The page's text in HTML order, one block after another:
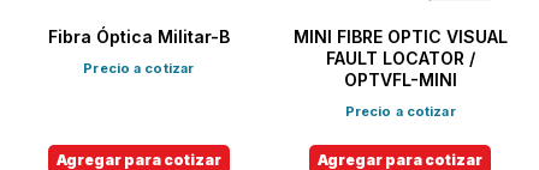
Fibra Óptica Militar-B
Precio a cotizar
Agregar para cotizar
MINI FIBRE OPTIC VISUAL
FAULT LOCATOR /
OPTVFL-MINI
Precio a cotizar
Agregar para cotizar